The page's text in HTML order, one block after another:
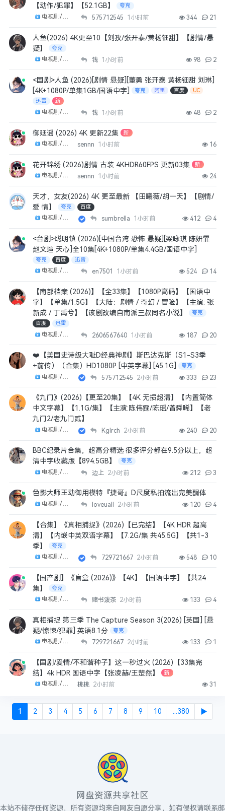
【动作/犯罪】【52.1GB】
夸克
电视剧/剧集 575712545 1小时前 344 21
人鱼(2026) 4K更至10【刘孜/张开泰/黄杨钿甜】【剧情/悬
疑】
夸克
电视剧/剧集 钱 1小时前 98 2
<国剧>人鱼 (2026)[剧情 悬疑][董勇 张开泰 黄杨钿甜 刘琳]
[4K+1080P/单集1GB/国语中字]
夸克 阿里 百度
UC
迅雷
新
电视剧/剧集 钱 1小时前 48 2
御廷谣 (2026) 4K 更新22集 新
电视剧/剧集 sennn 1小时前 16
花开锦绣 (2026)剧情 古装 4KHDR60FPS 更新03集 新
电视剧/剧集 sennn 1小时前 24
天才，女友(2026) 4K 更至最新 【田曦薇/胡一天】【剧情/
爱 情】
夸克 百度
电视剧/剧集 sumbrella 1小时前 412 4
<台剧>聪明镇 (2026)[中国台湾 恐怖 悬疑][梁咏琪 陈妍霏
赵文瑄 天心]全10集[4K+1080P/单集4.4GB/国语中字]
夸克 百度 迅雷
电视剧/剧集 en7501 1小时前 524 14
【南部档案 (2026)】【全33集】【1080P高码】【国语中
字】【单集/1.5G】【大陆：剧情 / 奇幻 / 冒险】【主演: 张
新成 / 丁禹兮】【该剧改编自南派三叔同名小说】
夸克
百度
迅雷
2606567640 1小时前 187 20
❤️【美国史诗级大耻D经典神剧】斯巴达克斯（S1-S3季
+前传）（合集）HD1080P [中英字幕] [45.1G]
夸克
575712545 2小时前 333 23
《九门》(2026)【更至20集】【4K 无损超清】【内置简体
中文字幕】【1.1G/集】【主演:陈伟霆/陈瑶/曾舜晞】【老
九门2/老九门贰】
Kglrch 2小时前 240 20
BBC纪录片合集，超高分精选 很多评分都在9.5分以上，超
清中字收藏版【894.5GB】
夸克
电视剧/剧集 边上 2小时前 212 3
色影大师王动御用模特『捷哥』D尺度私拍流出完美酮体
电视剧/剧集 loveuall 2小时前 120 4
【合集】《真相捕捉》(2026)【已完结】【4K HDR 超高
清】【内嵌中英双语字幕】【7.2G/集 共45.5G】【共1-3
季】
夸克
电视剧/剧集 729721667 2小时前 548 10
【国产剧】《盲盒 (2026)》【4K】【国语中字】【共24
集】
夸克
电视剧/剧集 赌书泼茶 2小时前 133 4
真相捕捉 第三季 The Capture Season 3(2026) [英国] [悬
疑/惊悚/犯罪] 英语8.1分
夸克
电视剧/剧集 729721667 2小时前 133 1
【国剧/爱情/不和谐种子】这一秒过火 (2026)【33集完
结】4k HDR 国语中字【张凌赫/王楚然】
新
电视剧/剧集 桃桃 2小时前 31
1 2 3 4 5 6 7 8 9 10 ...380 ▶
网盘资源共享社区
本站不储存任何资源，所有资源均来自网友自愿分享，如有侵权请联系邮